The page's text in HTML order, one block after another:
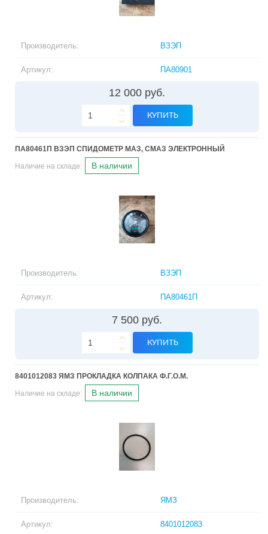
Производитель: ВЗЭП
Артикул: ПA80901
12 000 руб.
КУПИТЬ
ПA80461П ВЗЭП СПИДОМЕТР МАЗ, СМАЗ ЭЛЕКТРОННЫЙ
Наличие на складе: В наличии
Производитель: ВЗЭП
Артикул: ПA80461П
7 500 руб.
КУПИТЬ
8401012083 ЯМЗ ПРОКЛАДКА КОЛПАКА Ф.Г.О.М.
Наличие на складе: В наличии
Производитель: ЯМЗ
Артикул: 8401012083